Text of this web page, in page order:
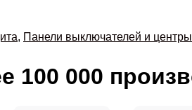
, Панели выключателей и центры
100 000